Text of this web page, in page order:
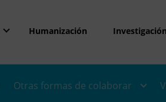
Humanización Investigación
Otras formas de colaborar